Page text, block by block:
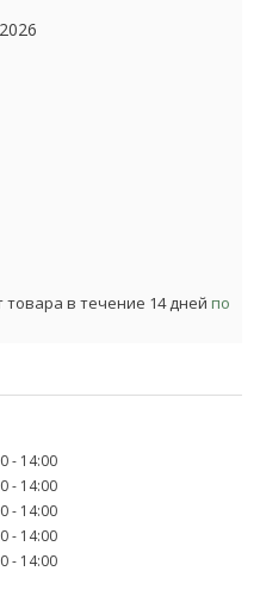
товара в течение 14 дней по
14:00
14:00
14:00
14:00
14:00